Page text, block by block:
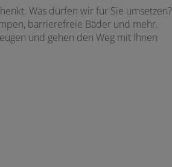
Was dürfen wir für Sie umsetzen?
barrierefreie Bäder und mehr.
und gehen den Weg mit Ihnen